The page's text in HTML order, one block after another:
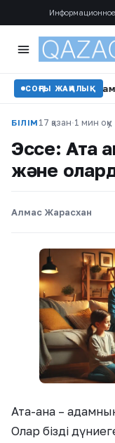
СОҢҒЫ ЖАҢАЛЫҚ
құрамды
БІЛІМ 17 қазан·1 мин оқу
Эссе: Ата
және
Алмас Жарасхан
Ата-ана – адамның
Олар бізді